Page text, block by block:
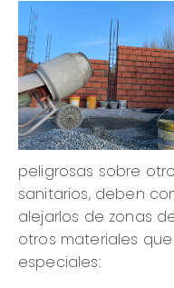
peligrosas sobre
sanitarios, deben
alejarlos de zonas
otros materiales
especiales: